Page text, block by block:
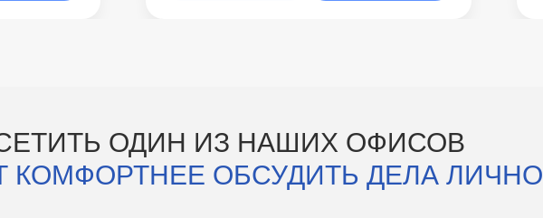
ОДИН ИЗ НАШИХ ОФИСОВ
КОМФОРТНЕЕ ОБСУДИТЬ ДЕЛА ЛИЧНО